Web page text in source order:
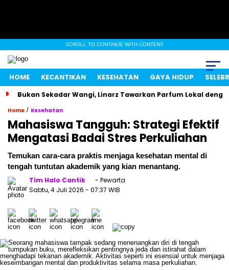
SCROLL TO CONTINUE WITH CONTENT
HOME KECANTIKAN KESEHATAN GAYA HIDUP
Bukan Sekadar Wangi, Linarz Tawarkan Parfum Lokal
Home / Kesehatan
Mahasiswa Tangguh: Strategi Efektif
Mengatasi Badai Stres Perkuliahan
Temukan cara-cara praktis menjaga kesehatan mental di
tengah tuntutan akademik yang kian menantang.
Tim Halo Cantik
- Pewarta
Sabtu, 4 Juli 2026 - 07:37 WIB